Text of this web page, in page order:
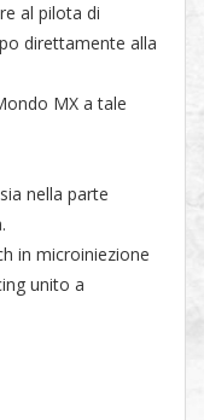
al pilota di
direttamente alla
MX a tale
nella parte
in microiniezione
unito a